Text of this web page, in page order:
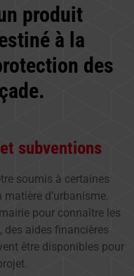
produit
à la
des
subventions
soumis à certaines
d’urbanisme.
pour connaître les
aides financières
être disponibles pour